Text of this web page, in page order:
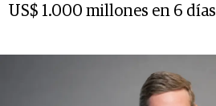
US$ 1.000 millones en 6 días